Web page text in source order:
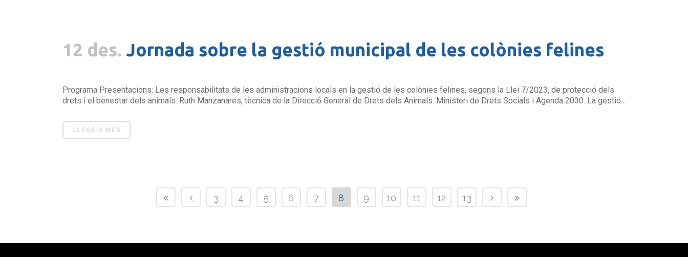
12 des. Jornada sobre la gestió municipal de les colònies felines
Programa Presentacions: Les responsabilitats de les administracions locals en la gestió de les colònies felines, segons la Llei 7/2023, de protecció dels
drets i el benestar dels animals. Ruth Manzanares, tècnica de la Direcció General de Drets dels Animals. Ministeri de Drets Socials i Agenda 2030. La gestió...
LLEGEIX MÉS
3 4 5 6 7 8 9 10 11 12 13